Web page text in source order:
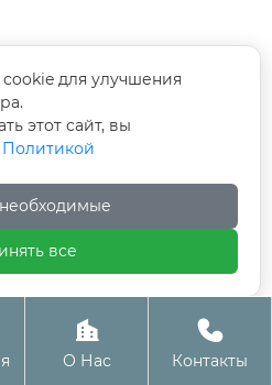
обзоре, демонстрирует,
производства могут
продукт под
рынка.
безопасность и
решений делают эти
для профессионалов.
Начните с
объема

О Нас

Контакты
для улучшения
этот сайт, вы
Политикой
все